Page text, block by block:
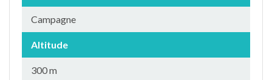
Campagne
Altitude
300 m